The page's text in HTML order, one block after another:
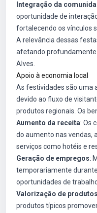
Integração da
oportunidade de
fortalecendo os vínculos
A relevância dessas
afetando profundamente
Alves.
Apoio à economia local
As festividades são uma
devido ao fluxo de
produtos regionais. Os
Aumento da receita: Os
do aumento nas vendas,
serviços como hotéis e
Geração de empregos:
temporariamente
oportunidades de
Valorização de
produtos típicos